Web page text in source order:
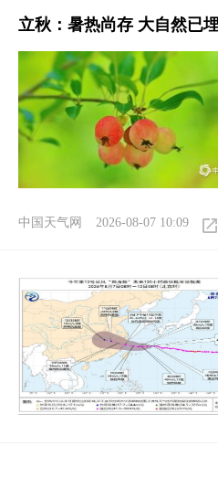
立秋：暑热尚存 大自然已
中国天气网 2026-08-07 10:09